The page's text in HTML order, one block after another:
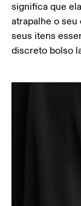
significa que
atrapalhe o
seus itens
discreto bolso